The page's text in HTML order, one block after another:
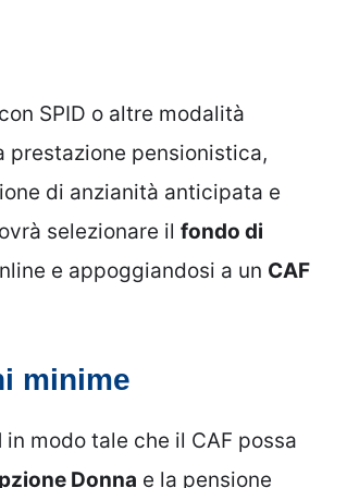
SPID o altre modalità
prestazione pensionistica,
di anzianità anticipata e
selezionare il fondo di
e appoggiandosi a un CAF
minime
in modo tale che il CAF possa
Donna e la pensione